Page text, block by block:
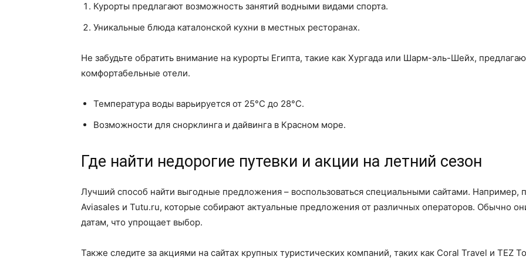
Курорты предлагают возможность занятий водными видами спорта.
Уникальные блюда каталонской кухни в местных ресторанах.
Не забудьте обратить внимание на курорты Египта, такие как Хургада или Шарм-эль-Шейх,
комфортабельные отели.
Температура воды варьируется от 25°C до 28°C.
Возможности для снорклинга и дайвинга в Красном море.
Где найти недорогие путевки и акции на летний сезон
Лучший способ найти выгодные предложения – воспользоваться специальными сайтами. Например,
Aviasales и Tutu.ru, которые собирают актуальные предложения от различных операторов. Обычно
датам, что упрощает выбор.
Также следите за акциями на сайтах крупных туристических компаний, таких как Coral Travel и TEZ